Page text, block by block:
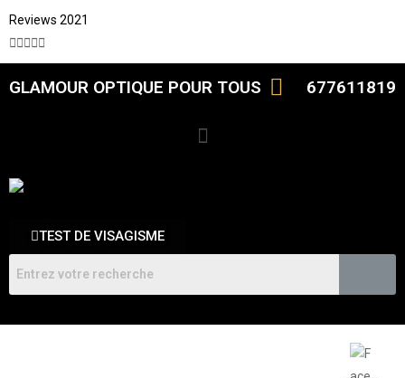
Reviews 2021

GLAMOUR OPTIQUE POUR TOUS 677611819
TEST DE VISAGISME